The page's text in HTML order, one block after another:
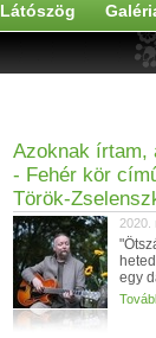
Látószög
Azoknak írtam,
- Fehér kör
Török-
2020.
egy